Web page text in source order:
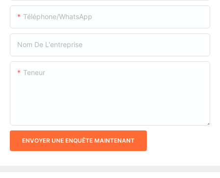
Téléphone/WhatsApp
Nom De L'entreprise
Teneur
ENVOYER UNE ENQUÊTE MAINTENANT